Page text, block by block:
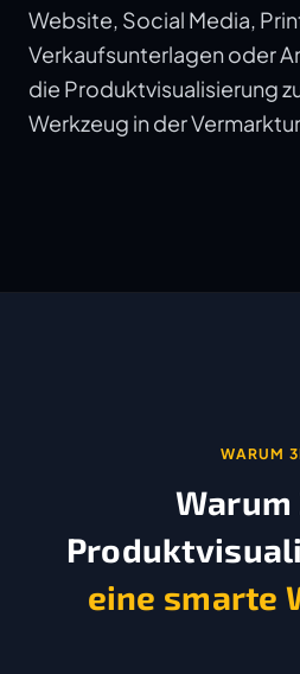
Website, Social Media,
Verkaufsunterlagen oder
die Produktvisualisierung
Werkzeug in der
WARUM
Warum
eine smarte